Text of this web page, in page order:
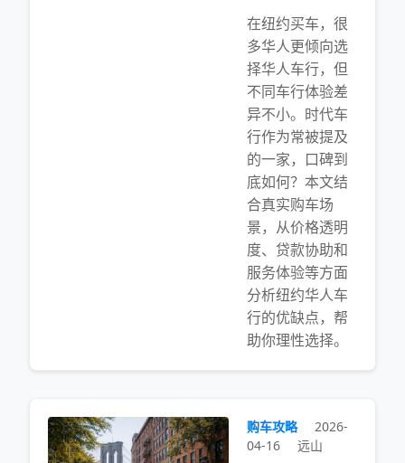
在纽约买车，很
多华人更倾向选
择华人车行，但
不同车行体验差
异不小。时代车
行作为常被提及
的一家，口碑到
底如何？本文结
合真实购车场
景，从价格透明
度、贷款协助和
服务体验等方面
分析纽约华人车
行的优缺点，帮
助你理性选择。
购车攻略
2026-
04-16
远山